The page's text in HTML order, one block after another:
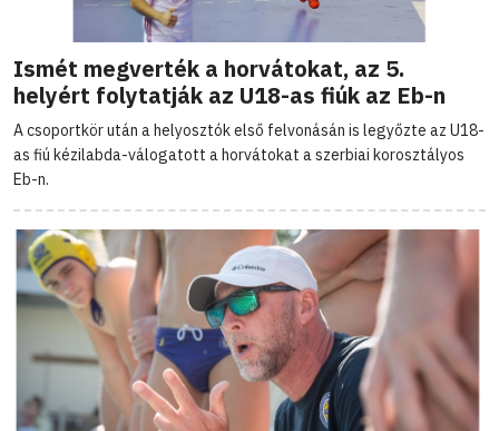
Ismét megverték a horvátokat, az 5.
helyért folytatják az U18-as fiúk az Eb-n
A csoportkör után a helyosztók első felvonásán is legyőzte az U18-
as fiú kézilabda-válogatott a horvátokat a szerbiai korosztályos
Eb-n.